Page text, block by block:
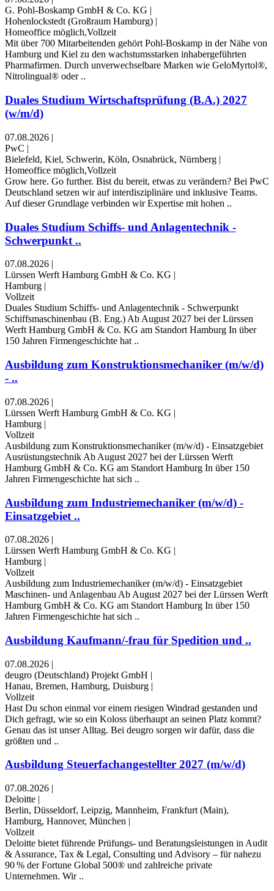
G. Pohl-Boskamp GmbH & Co. KG
Hohenlockstedt (Großraum Hamburg)
Homeoffice möglich,Vollzeit
Mit über 700 Mitarbeitenden gehört Pohl-Boskamp in der Nähe von
Hamburg und Kiel zu den wachstumsstarken inhabergeführten
Pharmafirmen. Durch unverwechselbare Marken wie GeloMyrtol®,
Nitrolingual® oder ..
Duales Studium Wirtschaftsprüfung (B.A.) 2027
(w/m/d)
07.08.2026 |
PwC |
Bielefeld, Kiel, Schwerin, Köln, Osnabrück, Nürnberg |
Homeoffice möglich,Vollzeit
Grow here. Go further. ​Bist du bereit, etwas zu verändern? Bei PwC
Deutschland setzen wir auf interdisziplinäre und inklusive Teams.
Auf dieser Grundlage verbinden wir Expertise mit hohen ..
Duales Studium Schiffs- und Anlagentechnik -
Schwerpunkt ..
07.08.2026 |
Lürssen Werft Hamburg GmbH & Co. KG |
Hamburg |
Vollzeit
Duales Studium Schiffs- und Anlagentechnik - Schwerpunkt
Schiffsmaschinenbau (B. Eng.) Ab August 2027 bei der Lürssen
Werft Hamburg GmbH & Co. KG am Standort Hamburg In über
150 Jahren Firmengeschichte hat ..
Ausbildung zum Konstruktions­mechaniker (m/w/d)
- ..
07.08.2026 |
Lürssen Werft Hamburg GmbH & Co. KG |
Hamburg |
Vollzeit
Ausbildung zum Konstruktions­mechaniker (m/w/d) - Einsatzgebiet
Ausrüstungstechnik Ab August 2027 bei der Lürssen Werft
Hamburg GmbH & Co. KG am Standort Hamburg In über 150
Jahren Firmengeschichte hat sich ..
Ausbildung zum Industriemechaniker (m/w/d) -
Einsatzgebiet ..
07.08.2026 |
Lürssen Werft Hamburg GmbH & Co. KG |
Hamburg |
Vollzeit
Ausbildung zum Industriemechaniker (m/w/d) - Einsatzgebiet
Maschinen- und Anlagenbau Ab August 2027 bei der Lürssen Werft
Hamburg GmbH & Co. KG am Standort Hamburg In über 150
Jahren Firmengeschichte hat sich ..
Ausbildung Kaufmann/-frau für Spedition und ..
07.08.2026 |
deugro (Deutschland) Projekt GmbH |
Hanau, Bremen, Hamburg, Duisburg |
Vollzeit
Hast Du schon einmal vor einem riesigen Windrad gestanden und
Dich gefragt, wie so ein Koloss überhaupt an seinen Platz kommt?
Genau das ist unser Alltag. Bei deugro sorgen wir dafür, dass die
größten und ..
Ausbildung Steuerfachangestellter 2027 (m/w/d)
07.08.2026 |
Deloitte |
Berlin, Düsseldorf, Leipzig, Mannheim, Frankfurt (Main),
Hamburg, Hannover, München |
Vollzeit
Deloitte bietet führende Prüfungs- und Beratungsleistungen in Audit
& Assurance, Tax & Legal, Consulting und Advisory – für nahezu
90 % der Fortune Global 500® und zahlreiche private
Unternehmen. Wir ..